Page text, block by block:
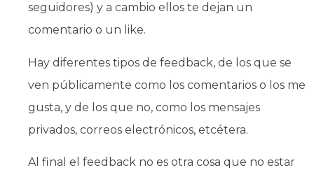
seguidores) y a cambio ellos te dejan un
comentario o un like.
Hay diferentes tipos de feedback, de los que se
ven públicamente como los comentarios o los me
gusta, y de los que no, como los mensajes
privados, correos electrónicos, etcétera.
Al final el feedback no es otra cosa que no estar